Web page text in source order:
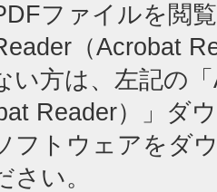
ファイルを閲
（Acrobat
い方は、左記の
Reader）」ダ
フトウェアをダ
さい。